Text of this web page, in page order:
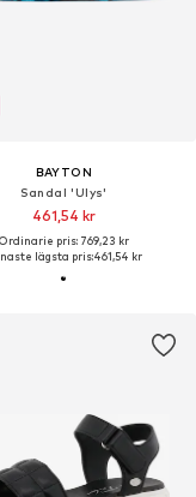
BAYTON
Sandal 'Ulys'
461,54 kr
Ordinarie pris: 769,23 kr
lägsta pris:461,54 kr